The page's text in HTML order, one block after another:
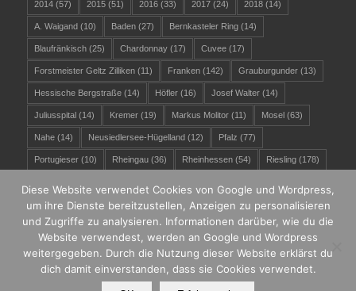
2014(57) 2015(51) 2016(33) 2017(24) 2018(14)
A. Waigand(10) Baden(27) Bernkasteler Ring(14)
Blaufränkisch(25) Chardonnay(17) Cuvee(17)
Forstmeister Geltz Zilliken(11) Franken(142) Grauburgunder(13)
Hessische Bergstraße(14) Höfler(16) Josef Walter(14)
Juliusspital(14) Kremer(19) Markus Molitor(11) Mosel(63)
Nahe(14) Neusiedlersee-Hügelland(12) Pfalz (77)
Portugieser(10) Rheingau(36) Rheinhessen(54) Riesling(178)
Spätburgunder(64) van Volxem(13) VDP(199)
Verkostung(472) Wege und Ziele(26) Weißburgunder(33)
Zehnthof Luckert (11) Österreich
Diese Website verwendet Cookies von Google und Wordpress,
um ihre Dienste bereitzustellen, Anzeigen zu personalisieren
und Zugriffe zu analysieren. Informationen darüber, wie du die
Website verwendest, werden an Google und Wordpress
weitergegeben. Durch die Nutzung dieser Website erklärst du
dich damit einverstanden, dass sie Cookies verwendet.